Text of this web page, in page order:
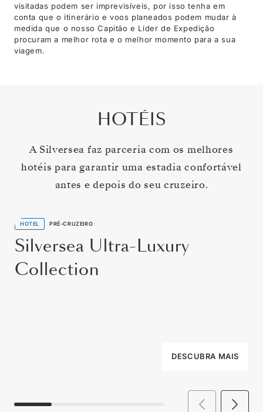
visitadas podem ser imprevisíveis, por isso tenha em
conta que o itinerário e voos planeados podem mudar à
medida que o nosso Capitão e Líder de Expedição
procuram a melhor rota e o melhor momento para a sua
viagem.
HOTÉIS
A Silversea faz parceria com os melhores
hotéis para garantir uma estadia confortável
antes e depois do seu cruzeiro.
HOTEL PRÉ-CRUZEIRO
Silversea Ultra-Luxury
Collection
DESCUBRA MAIS